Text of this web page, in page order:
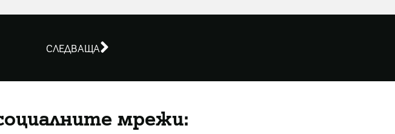
СЛЕДВАЩА
мрежи: